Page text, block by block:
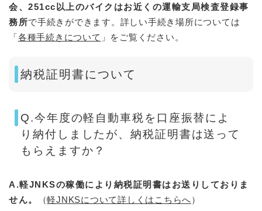
会、251cc以上のバイクはお近くの運輸支局検査登録事
務所で手続きができます。詳しい手続き場所については
「各種手続きについて 」をご覧ください。
納税証明書について
Q.今年度の軽自動車税を口座振替によ
り納付しましたが、納税証明書は送って
もらえますか？
A.軽JNKSの稼働により納税証明書はお送りしておりま
せん。
（軽JNKSについて詳しくはこちらへ）